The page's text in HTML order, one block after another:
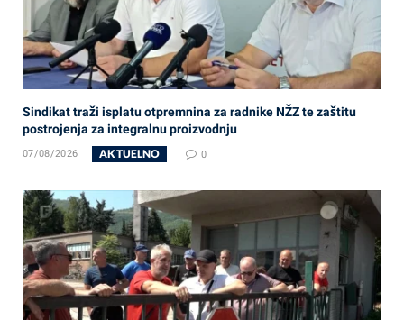
Sindikat traži isplatu otpremnina za radnike NŽZ te zaštitu
postrojenja za integralnu proizvodnju
07/08/2026 AKTUELNO 0